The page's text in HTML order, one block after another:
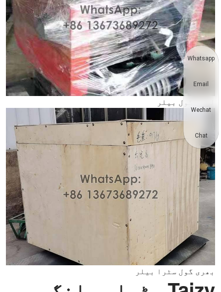
لپیٹ گول بیلر
بھری گول سٹرا بیلر
Whatsapp
Email
Wechat
Chat